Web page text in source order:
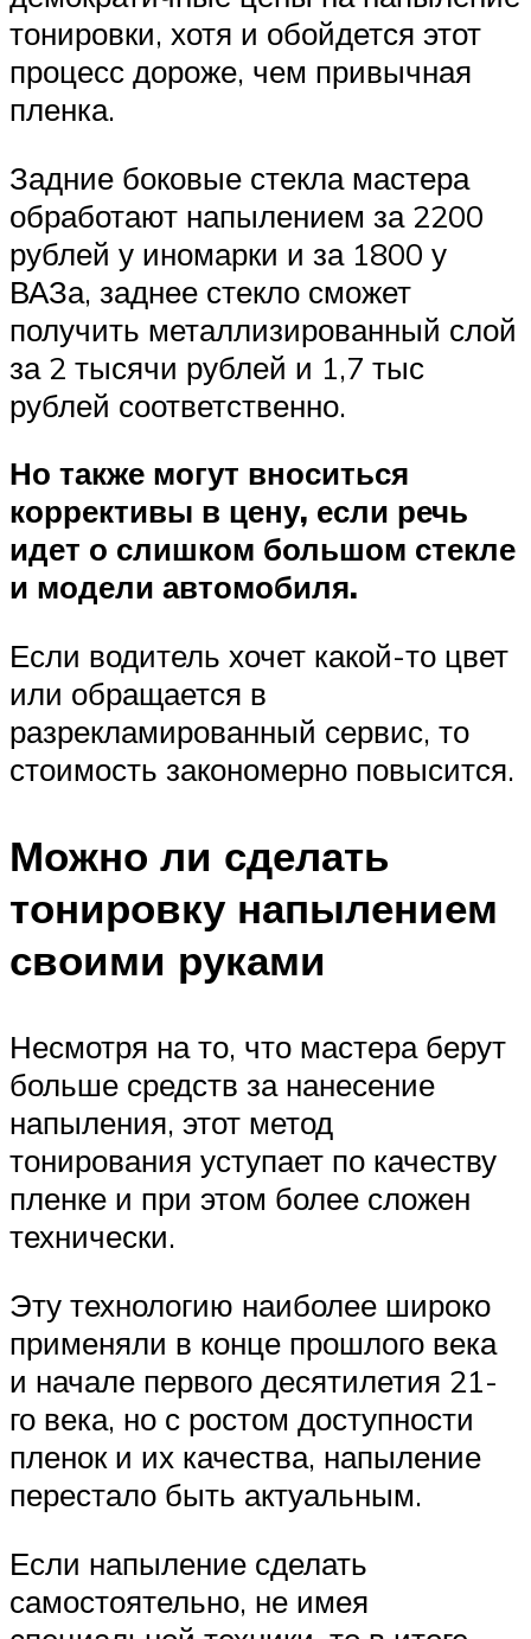
тонировки, хотя и обойдется этот
процесс дороже, чем привычная
пленка.
Задние боковые стекла мастера
обработают напылением за 2200
рублей у иномарки и за 1800 у
ВАЗа, заднее стекло сможет
получить металлизированный слой
за 2 тысячи рублей и 1,7 тыс
рублей соответственно.
Но также могут вноситься
коррективы в цену, если речь
идет о слишком большом стекле
и модели автомобиля.
Если водитель хочет какой-то цвет
или обращается в
разрекламированный сервис, то
стоимость закономерно повысится.
Можно ли сделать
тонировку напылением
своими руками
Несмотря на то, что мастера берут
больше средств за нанесение
напыления, этот метод
тонирования уступает по качеству
пленке и при этом более сложен
технически.
Эту технологию наиболее широко
применяли в конце прошлого века
и начале первого десятилетия 21-
го века, но с ростом доступности
пленок и их качества, напыление
перестало быть актуальным.
Если напыление сделать
самостоятельно, не имея